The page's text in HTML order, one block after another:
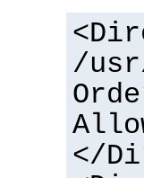
/
</